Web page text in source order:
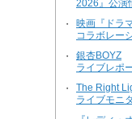
2026』公演
・
映画『ドラ
コラボレー
・
銀杏BOYZ
ライブレポ
・
The Right
ライブモニ